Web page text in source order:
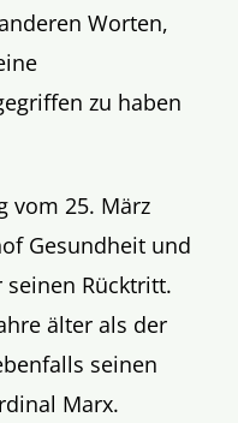
Worten,
zu haben
vom 25. März
Gesundheit und
Rücktritt.
älter als der
seinen
Marx.